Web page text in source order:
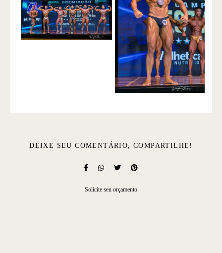
DEIXE SEU COMENTÁRIO, COMPARTILHE!
Solicite seu orçamento